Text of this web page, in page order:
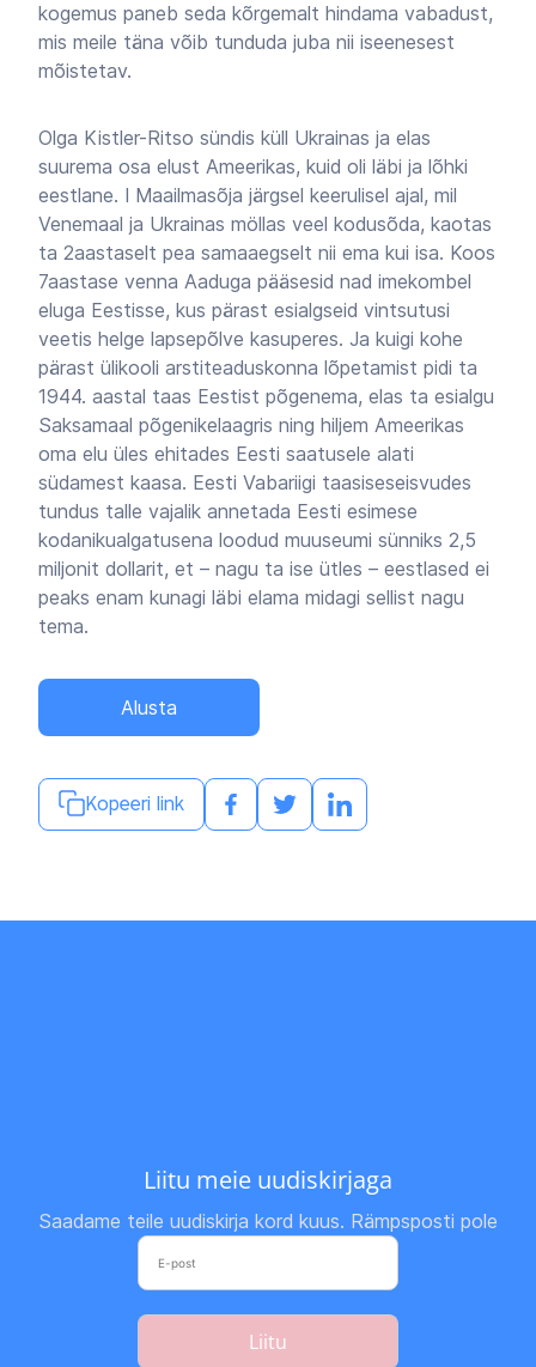
kogemus paneb seda kõrgemalt hindama vabadust,
mis meile täna võib tunduda juba nii iseenesest
mõistetav.
Olga Kistler-Ritso sündis küll Ukrainas ja elas
suurema osa elust Ameerikas, kuid oli läbi ja lõhki
eestlane. I Maailmasõja järgsel keerulisel ajal, mil
Venemaal ja Ukrainas möllas veel kodusõda, kaotas
ta 2aastaselt pea samaaegselt nii ema kui isa. Koos
7aastase venna Aaduga pääsesid nad imekombel
eluga Eestisse, kus pärast esialgseid vintsutusi
veetis helge lapsepõlve kasuperes. Ja kuigi kohe
pärast ülikooli arstiteaduskonna lõpetamist pidi ta
1944. aastal taas Eestist põgenema, elas ta esialgu
Saksamaal põgenikelaagris ning hiljem Ameerikas
oma elu üles ehitades Eesti saatusele alati
südamest kaasa. Eesti Vabariigi taasiseseisvudes
tundus talle vajalik annetada Eesti esimese
kodanikualgatusena loodud muuseumi sünniks 2,5
miljonit dollarit, et – nagu ta ise ütles – eestlased ei
peaks enam kunagi läbi elama midagi sellist nagu
tema.
Alusta
Kopeeri link
Liitu meie uudiskirjaga
Saadame teile uudiskirja kord kuus. Rämpsposti pole
Liitu